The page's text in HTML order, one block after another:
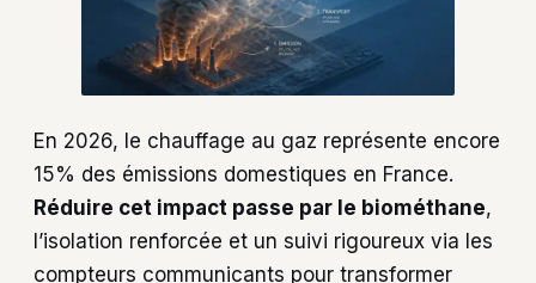
En 2026, le chauffage au gaz représente encore
15% des émissions domestiques en France.
Réduire cet impact passe par le biométhane,
l’isolation renforcée et un suivi rigoureux via les
compteurs communicants pour transformer